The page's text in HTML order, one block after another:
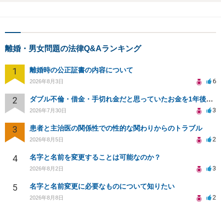
離婚・男女問題の法律Q&Aランキング
1 離婚時の公正証書の内容について
2026年8月3日 6
2 ダブル不倫・借金・手切れ金だと思っていたお金を1年後いまさら脅迫罪として通知書が来てまとめて請求
2026年7月30日 3
3 患者と主治医の関係性での性的な関わりからのトラブル
2026年8月5日 2
4 名字と名前を変更することは可能なのか？
2026年8月2日 3
5 名字と名前変更に必要なものについて知りたい
2026年8月8日 2